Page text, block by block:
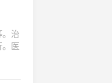
。治
。医